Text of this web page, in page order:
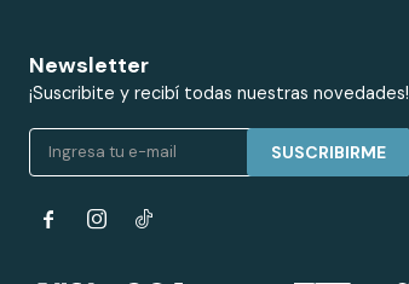
Newsletter
¡Suscribite y recibí todas nuestras novedades!
SUSCRIBIRME
 